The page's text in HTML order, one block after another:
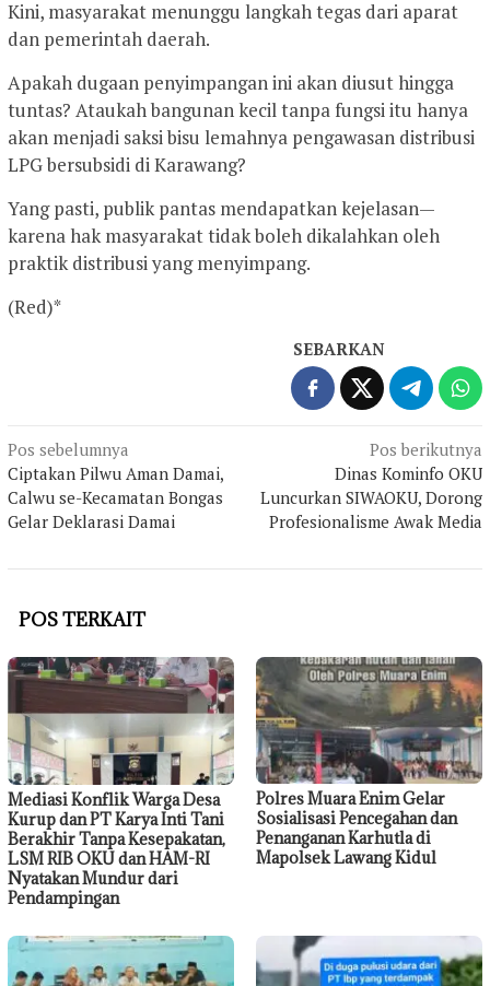
Kini, masyarakat menunggu langkah tegas dari aparat
dan pemerintah daerah.
Apakah dugaan penyimpangan ini akan diusut hingga
tuntas? Ataukah bangunan kecil tanpa fungsi itu hanya
akan menjadi saksi bisu lemahnya pengawasan distribusi
LPG bersubsidi di Karawang?
Yang pasti, publik pantas mendapatkan kejelasan—
karena hak masyarakat tidak boleh dikalahkan oleh
praktik distribusi yang menyimpang.
(Red)*
SEBARKAN
Navigasi
pos
Pos sebelumnya
Ciptakan Pilwu Aman Damai,
Calwu se-Kecamatan Bongas
Gelar Deklarasi Damai
Pos berikutnya
Dinas Kominfo OKU
Luncurkan SIWAOKU, Dorong
Profesionalisme Awak Media
POS TERKAIT
Mediasi Konflik Warga Desa
Kurup dan PT Karya Inti Tani
Berakhir Tanpa Kesepakatan,
LSM RIB OKU dan HAM-RI
Nyatakan Mundur dari
Pendampingan
Polres Muara Enim Gelar
Sosialisasi Pencegahan dan
Penanganan Karhutla di
Mapolsek Lawang Kidul